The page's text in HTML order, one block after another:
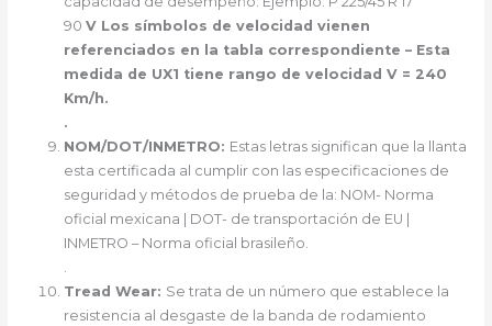
90 V Los símbolos de velocidad vienen
referenciados en la tabla correspondiente – Esta
medida de UX1 tiene rango de velocidad V = 240
Km/h.
.
NOM/DOT/INMETRO: Estas letras significan que la llanta
esta certificada al cumplir con las especificaciones de
seguridad y métodos de prueba de la: NOM- Norma
oficial mexicana | DOT- de transportación de EU |
INMETRO – Norma oficial brasileño.
.
Tread Wear: Se trata de un número que establece la
resistencia al desgaste de la banda de rodamiento